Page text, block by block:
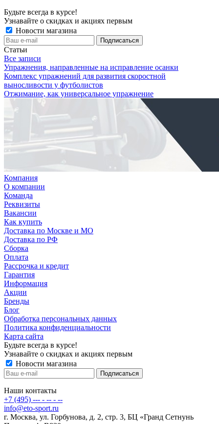
Будьте всегда в курсе!
Узнавайте о скидках и акциях первым
Новости магазина
Статьи
Все записи
Упражнения, направленные на исправление осанки
Комплекс упражнений для развития скоростной
выносливости у футболистов
Отжимание, как универсальное упражнение
Компания
О компании
Команда
Реквизиты
Вакансии
Как купить
Доставка по Москве и МО
Доставка по РФ
Сборка
Оплата
Рассрочка и кредит
Гарантия
Информация
Акции
Бренды
Блог
Обработка персональных данных
Политика конфиденциальности
Карта сайта
Будьте всегда в курсе!
Узнавайте о скидках и акциях первым
Новости магазина
Наши контакты
+7 (495) --- - -- - --
info@eto-sport.ru
г. Москва, ул. Горбунова, д. 2, стр. 3, БЦ «Гранд Сетнунь